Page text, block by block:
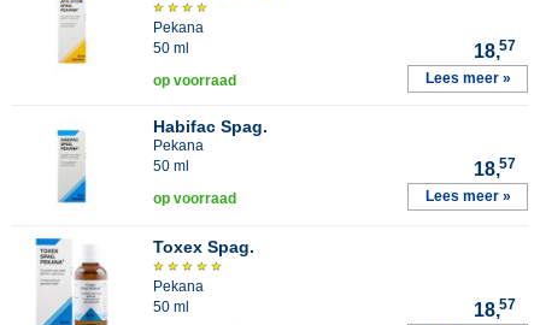
Pekana
50 ml
18,57
op voorraad Lees meer »
Habifac Spag.
Pekana
50 ml
18,57
op voorraad Lees meer »
Toxex Spag.
Pekana
50 ml
18,57